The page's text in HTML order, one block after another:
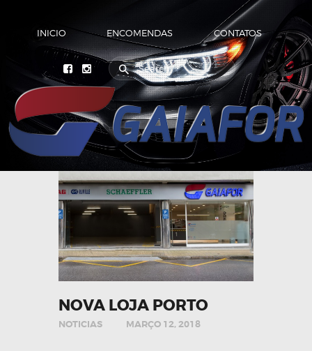
INICIO ENCOMENDAS CONTATOS
INICIO
ENCOMENDAS
CONTATOS
NOVA LOJA PORTO
NOTICIAS MARÇO 12, 2018